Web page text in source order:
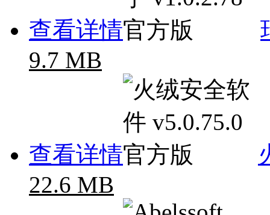
查看详情
9.7 MB
查看详情
22.6 MB